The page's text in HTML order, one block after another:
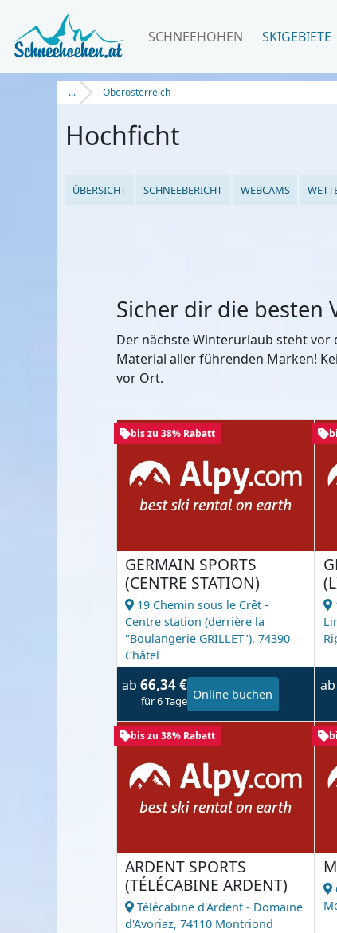
SCHNEEHÖHEN SKIGEBIETE
... Oberösterreich
Hochficht
ÜBERSICHT SCHNEEBERICHT WEBCAMS
Sicher dir die besten
Der nächste Winterurlaub steht vor
Material aller führenden Marken!
vor Ort.
bis zu 38% Rabatt
GERMAIN SPORTS
(CENTRE STATION)
19 Chemin sous le Crêt -
Centre station (derrière la
"Boulangerie GRILLET"), 74390
Châtel
ab 66,34 €
für 6 Tage Online buchen
ab
bis zu 38% Rabatt
ARDENT SPORTS
(TÉLÉCABINE ARDENT)
Télécabine d'Ardent - Domaine
d'Avoriaz, 74110 Montriond